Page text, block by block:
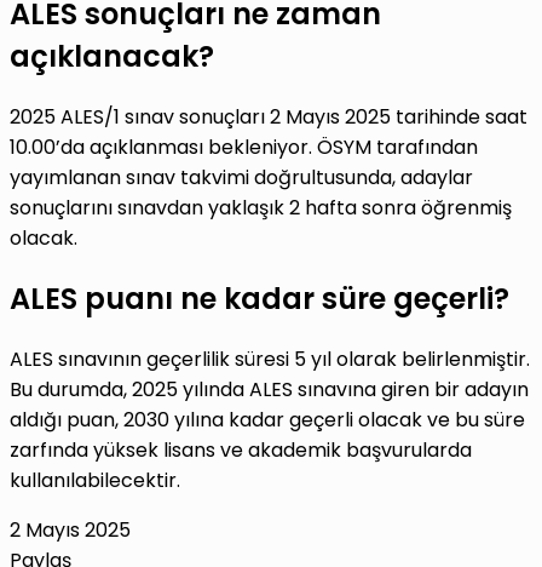
ALES sonuçları ne zaman
açıklanacak?
2025 ALES/1 sınav sonuçları 2 Mayıs 2025 tarihinde saat
10.00’da açıklanması bekleniyor. ÖSYM tarafından
yayımlanan sınav takvimi doğrultusunda, adaylar
sonuçlarını sınavdan yaklaşık 2 hafta sonra öğrenmiş
olacak.
ALES puanı ne kadar süre geçerli?
ALES sınavının geçerlilik süresi 5 yıl olarak belirlenmiştir.
Bu durumda, 2025 yılında ALES sınavına giren bir adayın
aldığı puan, 2030 yılına kadar geçerli olacak ve bu süre
zarfında yüksek lisans ve akademik başvurularda
kullanılabilecektir.
2 Mayıs 2025
Paylaş